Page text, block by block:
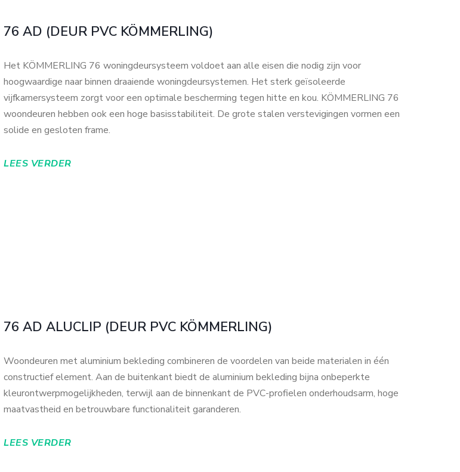
76 AD (DEUR PVC KÖMMERLING)
Het KÖMMERLING 76 woningdeursysteem voldoet aan alle eisen die nodig zijn voor
hoogwaardige naar binnen draaiende woningdeursystemen. Het sterk geïsoleerde
vijfkamersysteem zorgt voor een optimale bescherming tegen hitte en kou. KÖMMERLING 76
woondeuren hebben ook een hoge basisstabiliteit. De grote stalen verstevigingen vormen een
solide en gesloten frame.
LEES VERDER
76 AD ALUCLIP (DEUR PVC KÖMMERLING)
Woondeuren met aluminium bekleding combineren de voordelen van beide materialen in één
constructief element. Aan de buitenkant biedt de aluminium bekleding bijna onbeperkte
kleurontwerpmogelijkheden, terwijl aan de binnenkant de PVC-profielen onderhoudsarm, hoge
maatvastheid en betrouwbare functionaliteit garanderen.
LEES VERDER